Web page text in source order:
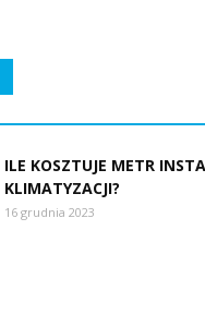
ILE KOSZTUJE METR
KLIMATYZACJI?
16 grudnia 2023